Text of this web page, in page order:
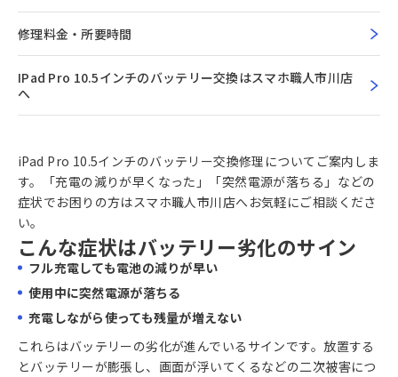
修理料金・所要時間
IPad Pro 10.5インチのバッテリー交換はスマホ職人市川店
へ
iPad Pro 10.5インチのバッテリー交換修理についてご案内しま
す。「充電の減りが早くなった」「突然電源が落ちる」などの
症状でお困りの方はスマホ職人市川店へお気軽にご相談くださ
い。
こんな症状はバッテリー劣化のサイン
フル充電しても電池の減りが早い
使用中に突然電源が落ちる
充電しながら使っても残量が増えない
これらはバッテリーの劣化が進んでいるサインです。放置する
とバッテリーが膨張し、画面が浮いてくるなどの二次被害につ